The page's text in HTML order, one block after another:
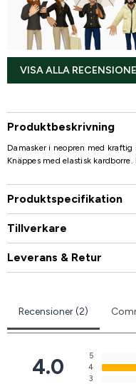
VISA ALLA
Produktbeskrivning
Damasker i neopren med
Knäppes med elastisk
Produktspecifikation
Tillverkare
Leverans & Retur
Recensioner (2)
4.0 5
4
3